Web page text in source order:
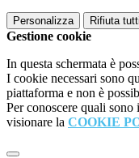
Personalizza Rifiuta tutti
Gestione cookie
In questa schermata è
I cookie necessari sono
piattaforma e non è
Per conoscere quali
visionare la COOKIE